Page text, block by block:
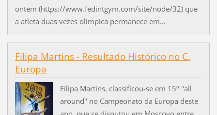
ontem (https://www.fedintgym.com/site/node/32) que
a atleta duas vezes olímpica permanece em...
Filipa Martins - Resultado Histórico no C.
Europa
Filipa Martins, classificou-se em 15º "all
around" no Campeonato da Europa deste